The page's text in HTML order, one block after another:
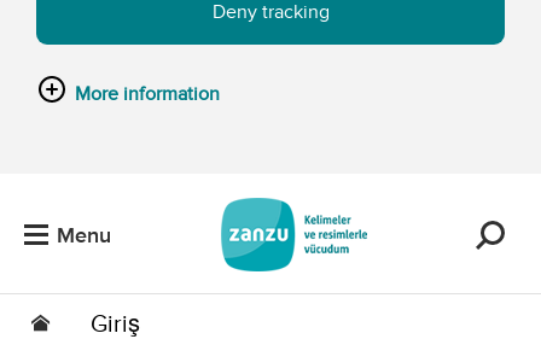
Deny tracking
More information
Menu
Giriş